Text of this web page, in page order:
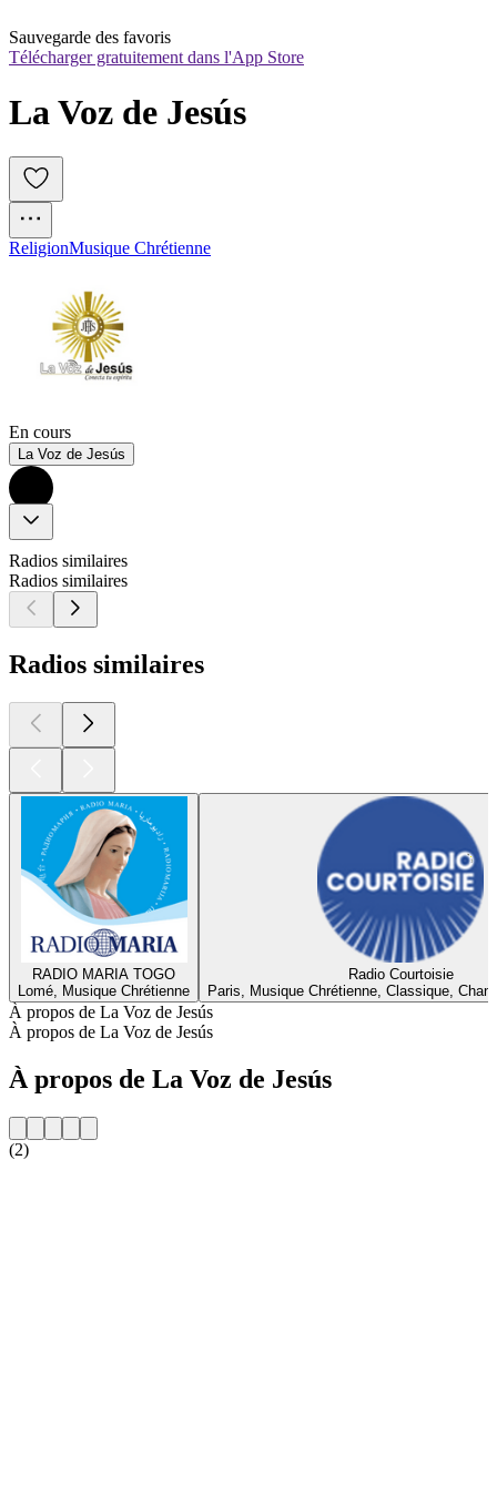
Sauvegarde des favoris
Télécharger gratuitement dans l'App Store
La Voz de Jesús
ReligionMusique Chrétienne
En cours
La Voz de Jesús
Radios similaires
Radios similaires
Radios similaires
RADIO MARIA TOGO
Lomé, Musique Chrétienne
Radio Courtoisie
Paris, Musique Chrétienne, Classique,
À propos de La Voz de Jesús
À propos de La Voz de Jesús
À propos de La Voz de Jesús
(2)